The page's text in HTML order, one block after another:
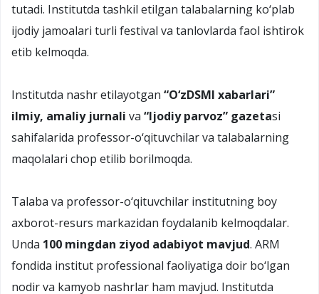
tutadi. Institutda tashkil etilgan talabalarning kо‘plab
ijodiy jamoalari turli festival va tanlovlarda faol ishtirok
etib kelmoqda.
Institutda nashr etilayotgan “О‘zDSMI xabarlari”
ilmiy, amaliy jurnali va “Ijodiy parvoz” gazetasi
sahifalarida professor-о‘qituvchilar va talabalarning
maqolalari chop etilib borilmoqda.
Talaba va professor-о‘qituvchilar institutning boy
axborot-resurs markazidan foydalanib kelmoqdalar.
Unda 100 mingdan ziyod adabiyot mavjud. ARM
fondida institut professional faoliyatiga doir bо‘lgan
nodir va kamyob nashrlar ham mavjud. Institutda